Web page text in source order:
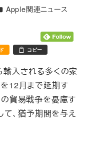
ゴリー
Apple関連ニュース
コピー
輸入される多くの家
12月まで延期す
の貿易戦争を憂慮す
、猶予期間を与え